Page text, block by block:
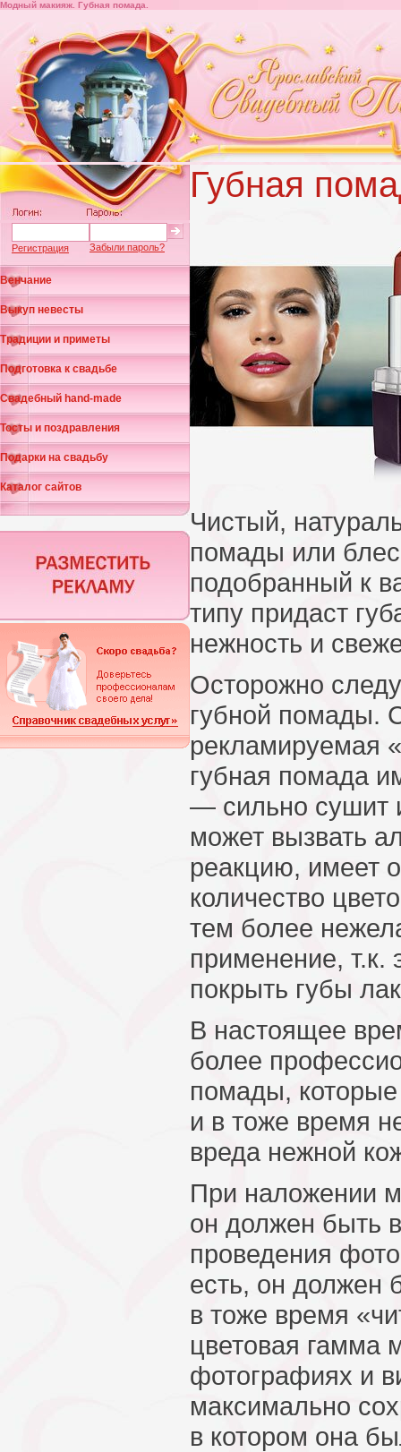
Модный макияж. Губная помада.
Регистрация Забыли пароль?
Венчание
Выкуп невесты
Традиции и приметы
Подготовка к свадьбе
Свадебный hand-made
Тосты и поздравления
Подарки на свадьбу
Каталог сайтов
Губная
Чистый,
помады или
подобранный к
типу придаст
нежность и
Осторожно
губной помады.
рекламируемая
губная помада
— сильно сушит
может вызвать
реакцию, имеет
количество
тем более
применение, т.к.
покрыть губы
В настоящее
более
помады,
и в тоже время
вреда нежной
При наложении
он должен быть
проведения
есть, он должен
в тоже время
цветовая гамма
фотографиях и
максимально
в котором она